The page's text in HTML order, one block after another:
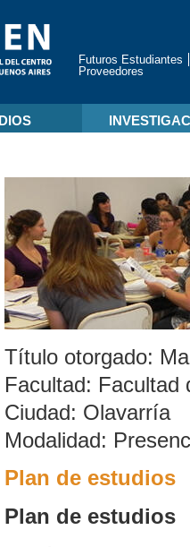
Futuros Estudiantes
Proveedores
Título otorgado:
Facultad: Facultad
Ciudad: Olavarría
Modalidad:
Plan de estudios
Plan de estudios